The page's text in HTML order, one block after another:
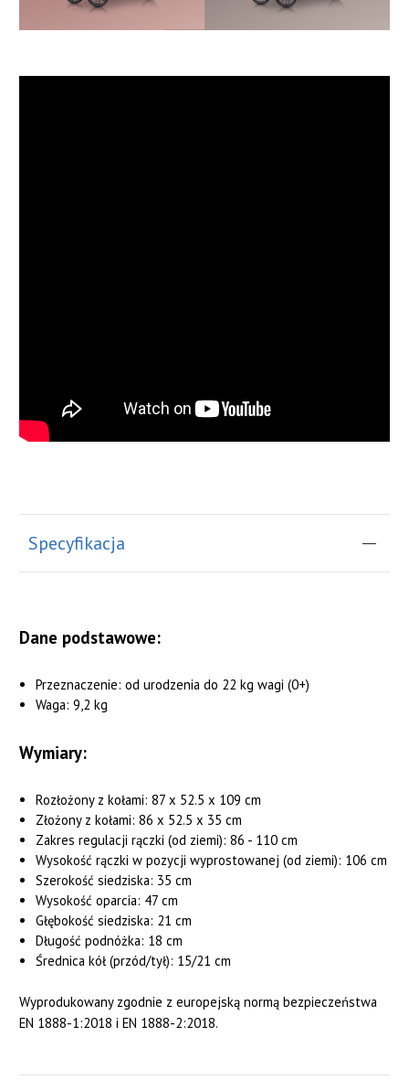
Specyfikacja
Dane podstawowe:
Przeznaczenie: od urodzenia do 22 kg wagi (0+)
Waga: 9,2 kg
Wymiary:
Rozłożony z kołami: 87 x 52.5 x 109 cm
Złożony z kołami: 86 x 52.5 x 35 cm
Zakres regulacji rączki (od ziemi): 86 - 110 cm
Wysokość rączki w pozycji wyprostowanej (od ziemi): 106 cm
Szerokość siedziska: 35 cm
Wysokość oparcia: 47 cm
Głębokość siedziska: 21 cm
Długość podnóżka: 18 cm
Średnica kół (przód/tył): 15/21 cm
Wyprodukowany zgodnie z europejską normą bezpieczeństwa
EN 1888-1:2018 i EN 1888-2:2018.